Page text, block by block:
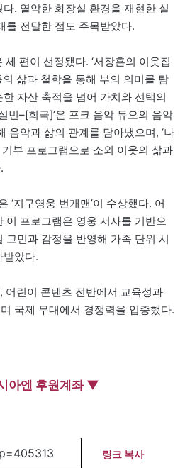
. 열악한 화장실 환경을 재현한 실
를 전달한 점도 주목받았다.
편이 선정됐다. ‘서장훈의 이웃집
의 삶과 철학을 통해 부의 의미를 탐
자산 축적을 넘어 가치와 선택의
빈–[희극]’은 포크 음악 듀오의 음악
음악과 삶의 관계를 담아냈으며, ‘나
부 프로그램으로 소외 이웃의 삶과
‘지구영웅 번개맨’이 수상했다. 어
이 프로그램은 영웅 서사를 기반으
고민과 감정을 반영해 가족 단위 시
받았다.
어린이 콘텐츠 전반에서 교육성과
국제 무대에서 경쟁력을 입증했다.
아엔 후원계좌 ▼
링크 복사